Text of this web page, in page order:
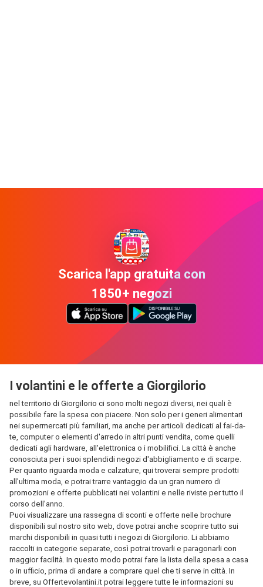
Scarica l'app gratuita con
1850+ negozi
I volantini e le offerte a Giorgilorio
nel territorio di Giorgilorio ci sono molti negozi diversi, nei quali è
possibile fare la spesa con piacere. Non solo per i generi alimentari
nei supermercati più familiari, ma anche per articoli dedicati al fai-da-
te, computer o elementi d'arredo in altri punti vendita, come quelli
dedicati agli hardware, all'elettronica o i mobilifici. La città è anche
conosciuta per i suoi splendidi negozi d'abbigliamento e di scarpe.
Per quanto riguarda moda e calzature, qui troverai sempre prodotti
all'ultima moda, e potrai trarre vantaggio da un gran numero di
promozioni e offerte pubblicati nei volantini e nelle riviste per tutto il
corso dell'anno.
Puoi visualizzare una rassegna di sconti e offerte nelle brochure
disponibili sul nostro sito web, dove potrai anche scoprire tutto sui
marchi disponibili in quasi tutti i negozi di Giorgilorio. Li abbiamo
raccolti in categorie separate, così potrai trovarli e paragonarli con
maggior facilità. In questo modo potrai fare la lista della spesa a casa
o in ufficio, prima di andare a comprare quel che ti serve in città. In
breve, su Offertevolantini.it potrai leggere tutte le informazioni su